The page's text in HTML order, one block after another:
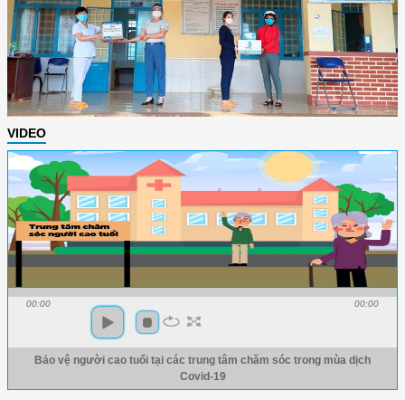
VIDEO
00:00 00:00
Bảo vệ người cao tuổi tại các trung tâm chăm sóc trong mùa dịch
Covid-19